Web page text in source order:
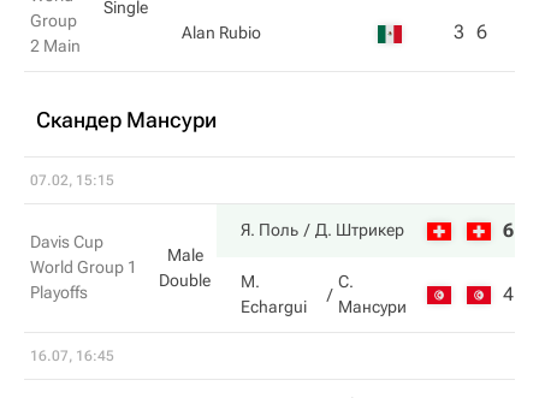
Group
2 Main
Single
Alan Rubio 3 6
Скандер Мансури
07.02, 15:15
Davis Cup
World Group 1
Playoffs
Male
Double
Я. Поль Д. Штрикер 6
M.
Echargui
С.
Мансури
4
16.07, 16:45